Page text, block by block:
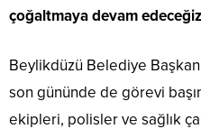
çoğaltmaya devam
Beylikdüzü Belediye
son gününde de görevi
ekipleri, polisler ve sağlık